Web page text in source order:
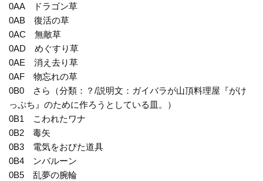
0AA ドラゴン草
0AB 復活の草
0AC 無敵草
0AD めぐすり草
0AE 消え去り草
0AF 物忘れの草
0B0 さら（分類：？/説明文：ガイバラが山頂料理屋『がけ
っぷち』のために作ろうとしている皿。）
0B1 こわれたワナ
0B2 毒矢
0B3 電気をおびた道具
0B4 ンバルーン
0B5 乱夢の腕輪